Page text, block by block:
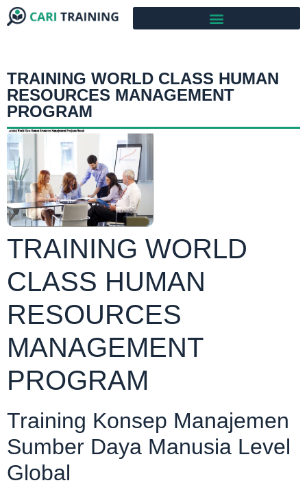
TRAINING WORLD CLASS HUMAN
RESOURCES MANAGEMENT
PROGRAM
TRAINING WORLD
CLASS HUMAN
RESOURCES
MANAGEMENT
PROGRAM
Training Konsep Manajemen
Sumber Daya Manusia Level
Global